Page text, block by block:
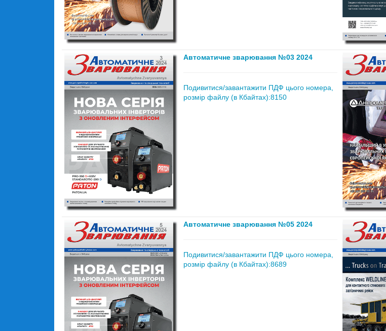
Автоматичне зварювання №03 2024
Подивитися/завантажити ПДФ цього номера,
розмір файлу (в Кбайтах):8150
Автоматичне зварювання №05 2024
Подивитися/завантажити ПДФ цього номера,
розмір файлу (в Кбайтах):8689